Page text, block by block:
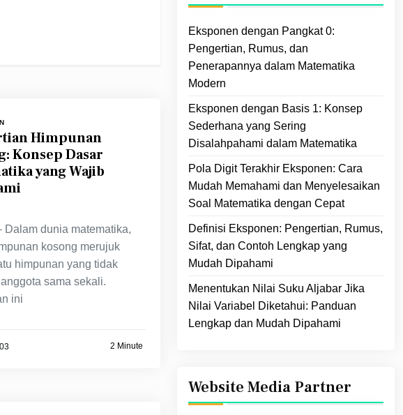
Himpunan
Konsep Dasar
yang Wajib
Dalam dunia matematika,
kosong merujuk
himpunan yang tidak
sama sekali.
ini
2 Minute
Eksponen dengan Pangkat 0:
Pengertian, Rumus, dan
Penerapannya dalam Matematika
Modern
Eksponen dengan Basis 1: Konsep
Sederhana yang Sering
Disalahpahami dalam Matematika
Pola Digit Terakhir Eksponen: Cara
Mudah Memahami dan Menyelesaikan
Soal Matematika dengan Cepat
Definisi Eksponen: Pengertian, Rumus,
Sifat, dan Contoh Lengkap yang
Mudah Dipahami
Menentukan Nilai Suku Aljabar Jika
Nilai Variabel Diketahui: Panduan
Lengkap dan Mudah Dipahami
Website Media Partner